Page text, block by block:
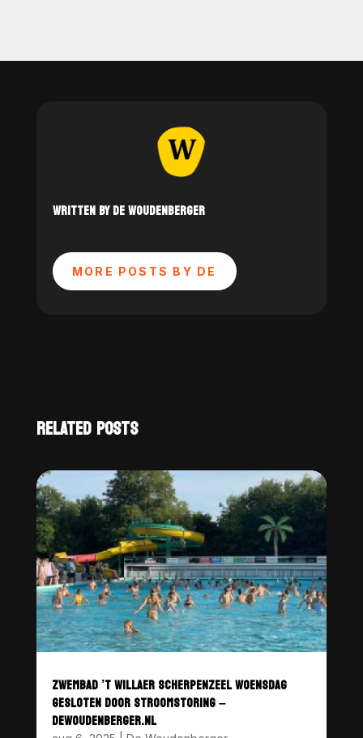
WRITTEN BY DE WOUDENBERGER
MORE POSTS BY DE
RELATED POSTS
ZWEMBAD ’T WILLAER SCHERPENZEEL WOENSDAG
GESLOTEN DOOR STROOMSTORING –
DEWOUDENBERGER.NL